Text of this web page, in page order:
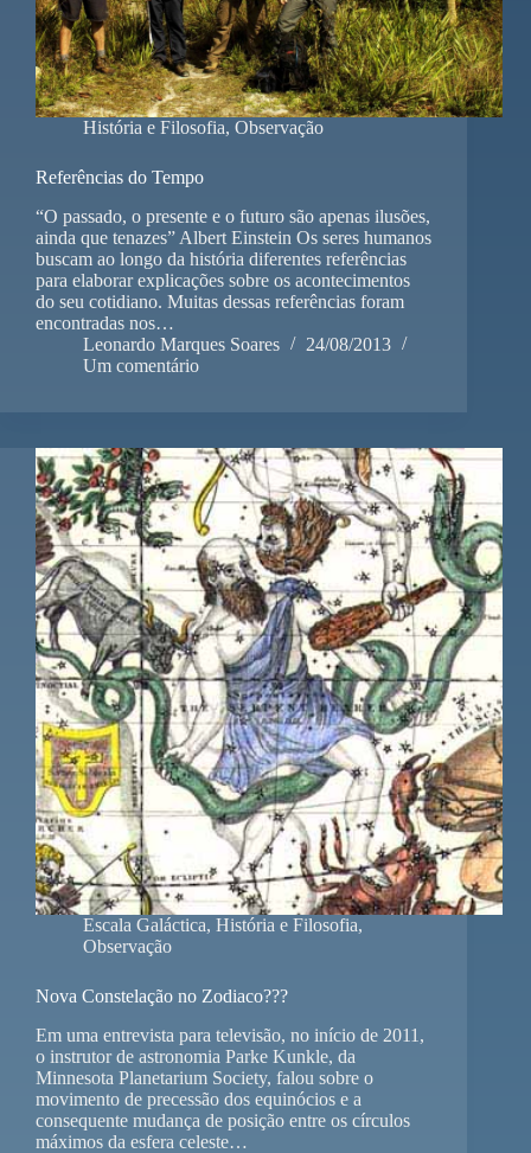
História e Filosofia, Observação
Referências do Tempo
“O passado, o presente e o futuro são apenas ilusões,
ainda que tenazes” Albert Einstein Os seres humanos
buscam ao longo da história diferentes referências
para elaborar explicações sobre os acontecimentos
do seu cotidiano. Muitas dessas referências foram
encontradas nos…
Leonardo Marques Soares
24/08/2013
Um comentário
Escala Galáctica, História e Filosofia,
Observação
Nova Constelação no Zodiaco???
Em uma entrevista para televisão, no início de 2011,
o instrutor de astronomia Parke Kunkle, da
Minnesota Planetarium Society, falou sobre o
movimento de precessão dos equinócios e a
consequente mudança de posição entre os círculos
máximos da esfera celeste…